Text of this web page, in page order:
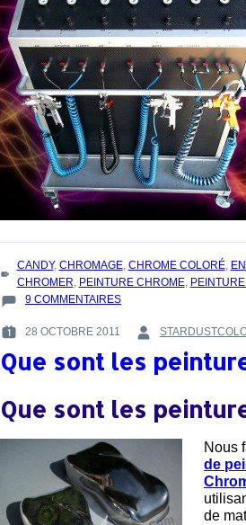
TAGS
:
CANDY, CHROMAGE, CHROME COLORÉ,
CHROMER PEINTURE CHROME,
9 COMMENTAIRESSUR
MACHINE
CHROMER
POSTED
ON
28 OCTOBRE 2011
BY
:
Que sont les
Que sont les
Nous
de
de